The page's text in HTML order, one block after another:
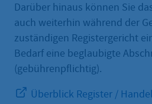
Darüber hinaus können Sie
auch weiterhin während der
zuständigen Registergericht
Bedarf eine beglaubigte
(gebührenpflichtig).
Überblick Register /